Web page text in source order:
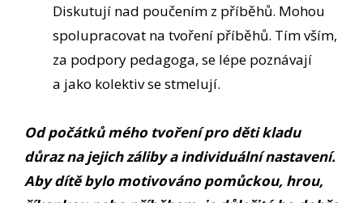
Diskutují nad poučením z příběhů. Mohou
spolupracovat na tvoření příběhů. Tím vším,
za podpory pedagoga, se lépe poznávají
a jako kolektiv se stmelují.
Od počátků mého tvoření pro děti kladu
důraz na jejich záliby a individuální nastavení.
Aby dítě bylo motivováno pomůckou, hrou,